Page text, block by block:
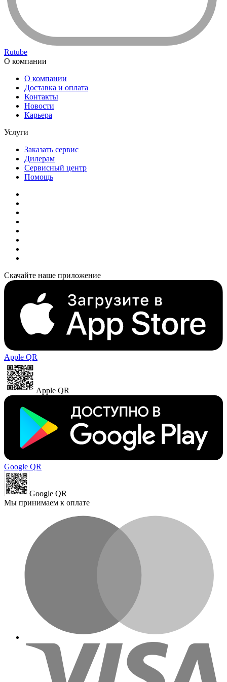
Rutube
О компании
О компании
Доставка и оплата
Контакты
Новости
Карьера
Услуги
Заказать сервис
Дилерам
Сервисный центр
Помощь
Скачайте наше приложение
Apple QR
Apple QR
Google QR
Google QR
Мы принимаем к оплате